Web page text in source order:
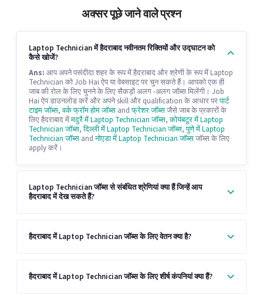
अक्सर पूछे जाने वाले प्रश्न
Laptop Technician में हैदराबाद नवीनतम रिक्तियों और उद्घाटन को
कैसे खोजें?
Ans: आप अपने पसंदीदा शहर के रूप में हैदराबाद और श्रेणी के रूप में Laptop
Technician को Job Hai ऐप या वेबसाइट पर चुन सकते हैं। आपको एक ही
जाब की रोल के लिए चुनने के लिए सैकड़ों अलग -अलग जॉब्स मिलेंगी। Job
Hai ऐप डाउनलोड करें और अपने skill और qualification के आधार परपार्ट
टाइम जॉब्स,वर्क फ्रॉम होम जॉब्स andफ्रेशर जॉब्सजैसे जाब के प्रकारों के
लिए हैदराबाद मेंमदुरै में Laptop Technician जॉब्स,कोयंबटूर में Laptop
Technician जॉब्स,दिल्ली में Laptop Technician जॉब्स,पुणे में Laptop
Technician जॉब्स andनोएडा में Laptop Technician जॉब्सजॉब्स के लिए
apply करें।
Laptop Technician जॉब्स से संबंधित श्रेणियां क्या हैं जिन्हें आप
हैदराबाद में देख सकते हैं?
हैदराबाद में Laptop Technician जॉब्स के लिए वेतन क्या है?
हैदराबाद में Laptop Technician जॉब्स के लिए शीर्ष कंपनियां क्या हैं?